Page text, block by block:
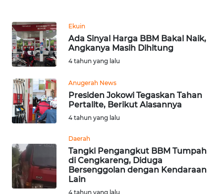
Ekuin
Ada Sinyal Harga BBM Bakal Naik,
Angkanya Masih Dihitung
4 tahun yang lalu
Anugerah News
Presiden Jokowi Tegaskan Tahan
Pertalite, Berikut Alasannya
4 tahun yang lalu
Daerah
Tangki Pengangkut BBM Tumpah
di Cengkareng, Diduga
Bersenggolan dengan Kendaraan
Lain
4 tahun yang lalu
REDAKSI
KARIR
Wahana
News
Regional
WN
SUMUT
WN